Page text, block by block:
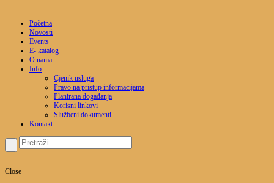
Početna
Novosti
Events
E- katalog
O nama
Info
Cjenik usluga
Pravo na pristup informacijama
Planirana događanja
Korisni linkovi
Službeni dokumenti
Kontakt
Close